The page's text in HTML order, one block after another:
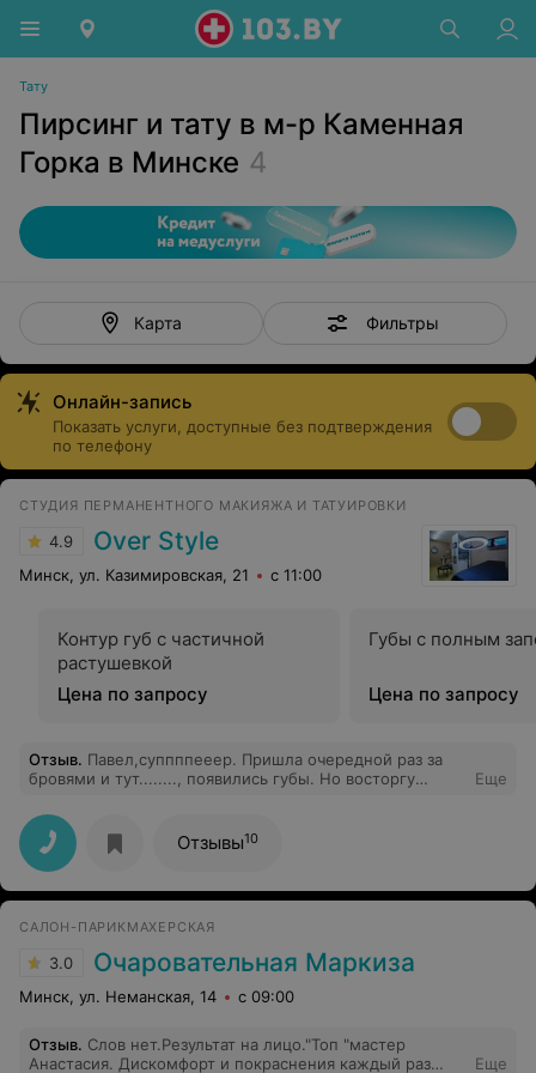
Тату
Пирсинг и тату в м-р Каменная
Горка в Минске 4
Карта Фильтры
Онлайн-запись
Показать услуги, доступные без подтверждения
по телефону
СТУДИЯ ПЕРМАНЕНТНОГО МАКИЯЖА И ТАТУИРОВКИ
4.9 Over Style
Минск, ул. Казимировская, 21 с 11:00
Контур губ с частичной
растушевкой
Цена по запросу
Губы с полным
Цена по запросу
Отзыв. Павел,суппппееер. Пришла очередной раз за
бровями и тут........, появились губы. Но восторгу
воплотилась. Я все же решилась на тату на ноге.
Еще
Отзывы10
САЛОН-ПАРИКМАХЕРСКАЯ
3.0 Очаровательная Маркиза
Минск, ул. Неманская, 14 с 09:00
Отзыв. Слов нет.Результат на лицо."Топ "мастер
Анастасия. Дискомфорт и покраснения каждый раз
Еще